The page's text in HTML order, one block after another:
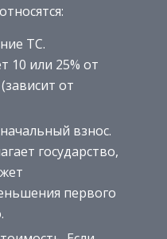
ТС.
10 или 25% от
от
взнос.
государство,
первого